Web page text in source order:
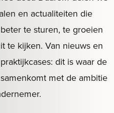
en actualiteiten die
te sturen, te groeien
te kijken. Van nieuws en
dit is waar de
met de ambitie